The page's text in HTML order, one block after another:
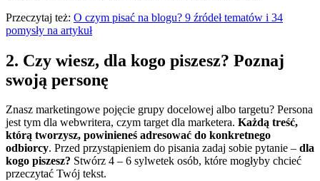
Przeczytaj też: O czym pisać na blogu? 9 źródeł tematów i 34
pomysły na artykuł
2. Czy wiesz, dla kogo piszesz? Poznaj
swoją personę
Znasz marketingowe pojęcie grupy docelowej albo targetu? Persona
jest tym dla webwritera, czym target dla marketera. Każdą treść,
którą tworzysz, powinieneś adresować do konkretnego
odbiorcy. Przed przystąpieniem do pisania zadaj sobie pytanie – dla
kogo piszesz? Stwórz 4 – 6 sylwetek osób, które mogłyby chcieć
przeczytać Twój tekst.